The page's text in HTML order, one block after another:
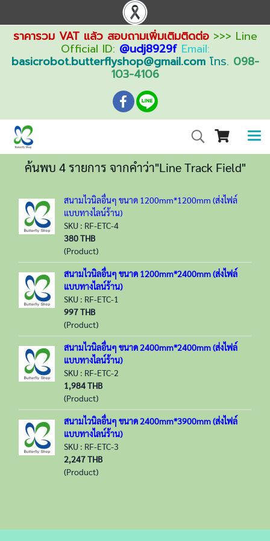
ราคารวม VAT แล้ว สอบถามเพิ่มเติมติดต่อ>>> Line
Official ID: @udj8929f Email:
basicrobot.butterflyshop@gmail.comโทร. 098-
103-4106
ค้นพบ 4 รายการ จากคำว่า"Line Track Field"
สนามไวนิลอื่นๆ ขนาด 1200mm*1200mm (ส่งไฟล์
แบบทางไลน์ร้าน)
SKU : RF-ETC-4
380 THB
(Product)
สนามไวนิลอื่นๆ ขนาด 1200mm*2400mm (ส่งไฟล์
แบบทางไลน์ร้าน)
SKU : RF-ETC-1
997 THB
(Product)
สนามไวนิลอื่นๆ ขนาด 2400mm*2400mm (ส่งไฟล์
แบบทางไลน์ร้าน)
SKU : RF-ETC-2
1,984 THB
(Product)
สนามไวนิลอื่นๆ ขนาด 2400mm*3900mm (ส่งไฟล์
แบบทางไลน์ร้าน)
SKU : RF-ETC-3
2,247 THB
(Product)